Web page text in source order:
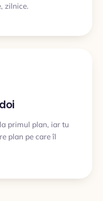
zilnice.
primul plan, iar tu
plan pe care îl